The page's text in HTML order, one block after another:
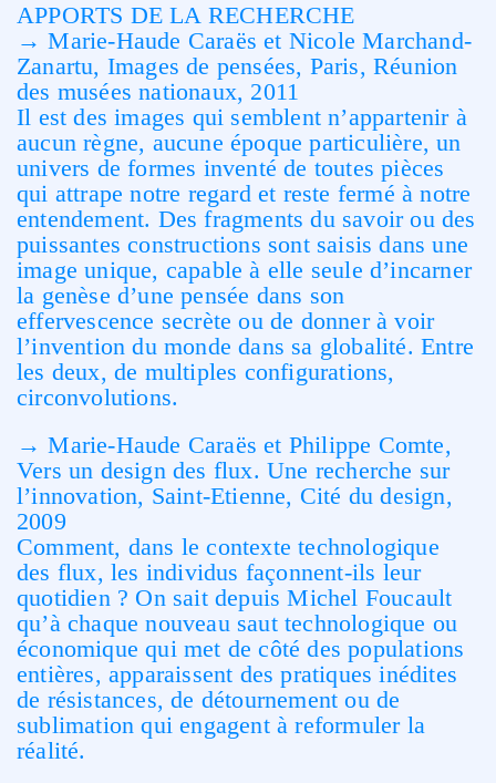
APPORTS DE LA RECHERCHE
→ Marie-Haude Caraës et Nicole Marchand-
Zanartu, Images de pensées, Paris, Réunion
des musées nationaux, 2011
Il est des images qui semblent n’appartenir à
aucun règne, aucune époque particulière, un
univers de formes inventé de toutes pièces
qui attrape notre regard et reste fermé à notre
entendement. Des fragments du savoir ou des
puissantes constructions sont saisis dans une
image unique, capable à elle seule d’incarner
la genèse d’une pensée dans son
effervescence secrète ou de donner à voir
l’invention du monde dans sa globalité. Entre
les deux, de multiples configurations,
circonvolutions.
→ Marie-Haude Caraës et Philippe Comte,
Vers un design des flux. Une recherche sur
l’innovation, Saint-Etienne, Cité du design,
2009
Comment, dans le contexte technologique
des flux, les individus façonnent-ils leur
quotidien ? On sait depuis Michel Foucault
qu’à chaque nouveau saut technologique ou
économique qui met de côté des populations
entières, apparaissent des pratiques inédites
de résistances, de détournement ou de
sublimation qui engagent à reformuler la
réalité.